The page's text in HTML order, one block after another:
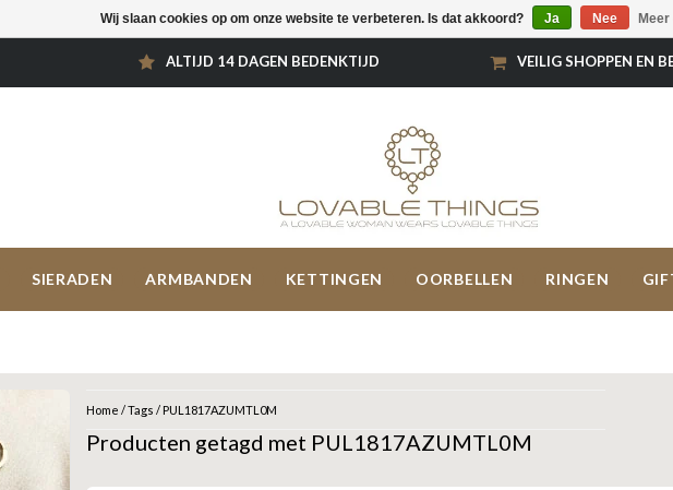
ALTIJD 14 DAGEN BEDENKTIJD VEILIG SHOPPEN EN
SIERADEN ARMBANDEN KETTINGEN OORBELLEN RINGEN
Home /Tags / PUL1817AZUMTL0M
Producten getagd met PUL1817AZUMTL0M
Wij slaan cookies op om onze website te verbeteren. Is dat akkoord? Ja Nee